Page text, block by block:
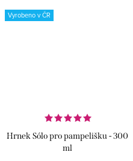
kterou si zamilují všichni...
Vyrobeno v ČR
Hrnek Sólo pro pampelišku - 300
ml